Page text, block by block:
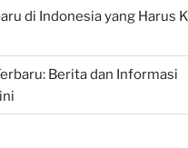
di Indonesia yang Harus
Berita dan Informasi